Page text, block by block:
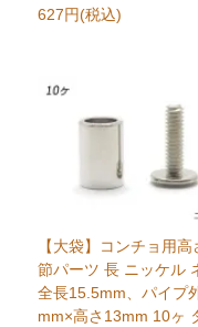
627円(税込)
【大袋】コンチョ用高
節パーツ 長 ニッケル
全長15.5mm、パイプ
mm×高さ13mm 10ヶ